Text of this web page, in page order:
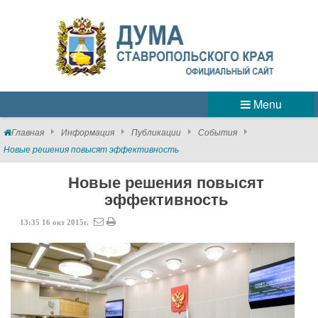
Menu
Главная Информация Публикации
События
Новые решения повысят эффективность
Новые решения повысят
эффективность
13:35 16 окт 2015г.